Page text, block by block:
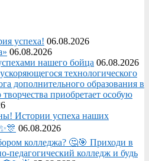
успеха! 06.08.2026
06.08.2026
нашего бойца 06.08.2026
технологического
дополнительного образования в
творчества приобретает особую
Истории успеха наших
06.08.2026
колледжа? 🤔🎯 Приходи в
педагогический колледж и будь